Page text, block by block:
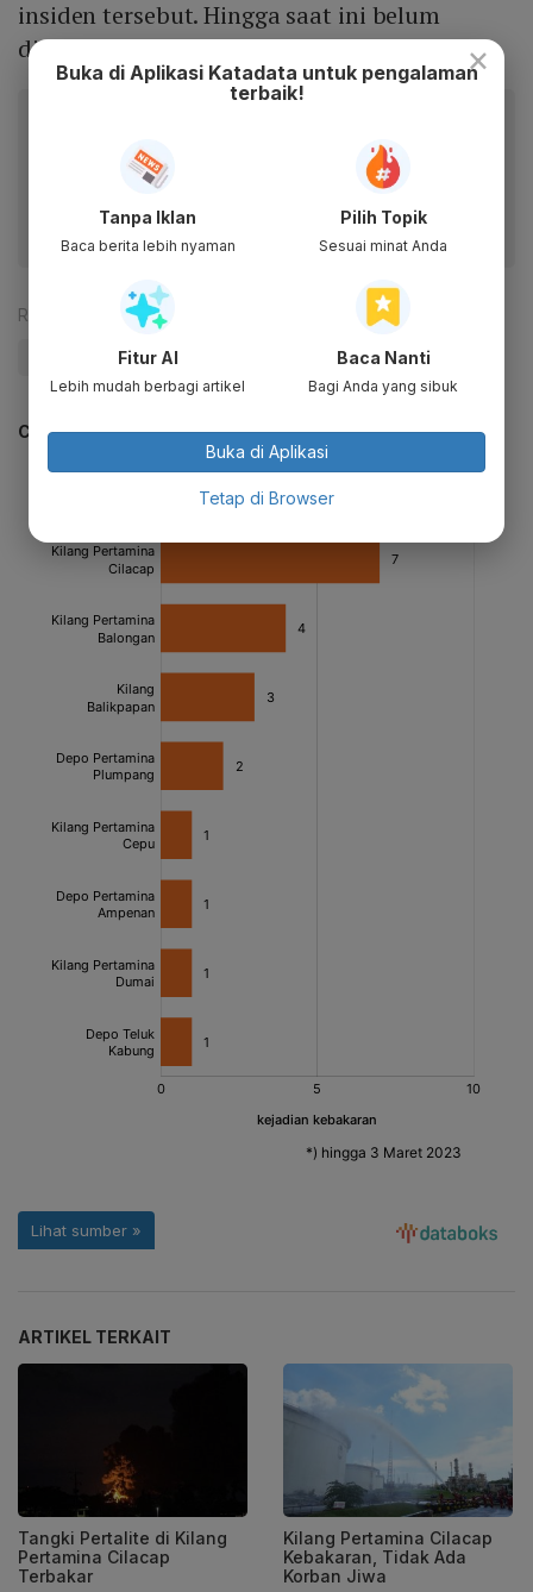
insiden tersebut. Hingga saat ini belum
diketahui penyebabnya kebakaran tersebut.
Dapatkan pengalaman membaca lebih nyaman dan nikmati
fitur menarik lainnya lewat aplikasi mobile Katadata.
Reporter: Antara
#Kilang #Kilang Pertamina #BBM
CEK JUGA DATA INI
ARTIKEL TERKAIT
Tangki Pertalite di Kilang
Pertamina Cilacap
Terbakar
Kilang Pertamina Cilacap
Kebakaran, Tidak Ada
Korban Jiwa
×
Buka di Aplikasi Katadata untuk pengalaman
terbaik!
Tanpa Iklan
Baca berita lebih nyaman
Pilih Topik
Sesuai minat Anda
Fitur AI
Lebih mudah berbagi artikel
Baca Nanti
Bagi Anda yang sibuk
Buka di Aplikasi
Tetap di Browser